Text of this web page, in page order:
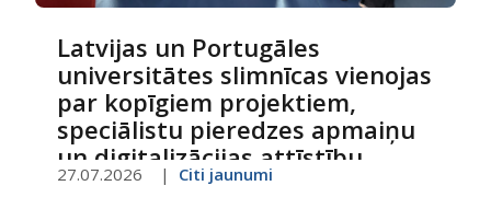
Latvijas un Portugāles
universitātes slimnīcas vienojas
par kopīgiem projektiem,
speciālistu pieredzes apmaiņu
un digitalizācijas attīstību
27.07.2026 Citi jaunumi